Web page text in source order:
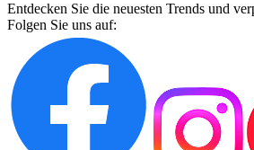
Entdecken Sie die neuesten Trends und
Folgen Sie uns auf: